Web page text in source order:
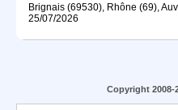
Brignais (69530), Rhône (69),
25/07/2026
Copyright 2008-